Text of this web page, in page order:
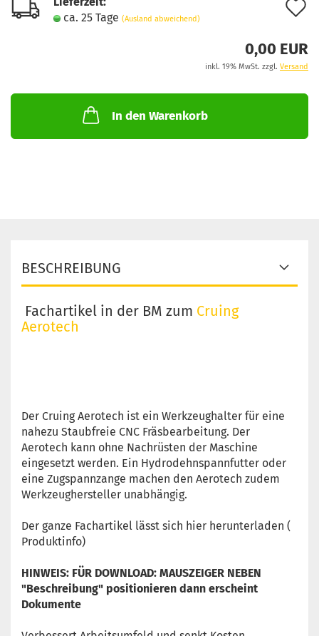
ca. 25 Tage (Ausland abweichend)
0,00 EUR
inkl. 19% MwSt. zzgl. Versand
In den Warenkorb
BESCHREIBUNG
Fachartikel in der BM zum Cruing
Aerotech
Der Cruing Aerotech ist ein Werkzeughalter für eine
nahezu Staubfreie CNC Fräsbearbeitung. Der
Aerotech kann ohne Nachrüsten der Maschine
eingesetzt werden. Ein Hydrodehnspannfutter oder
eine Zugspannzange machen den Aerotech zudem
Werkzeughersteller unabhängig.
Der ganze Fachartikel lässt sich hier herunterladen (
Produktinfo)
HINWEIS: FÜR DOWNLOAD: MAUSZEIGER NEBEN
"Beschreibung" positionieren dann erscheint
Dokumente